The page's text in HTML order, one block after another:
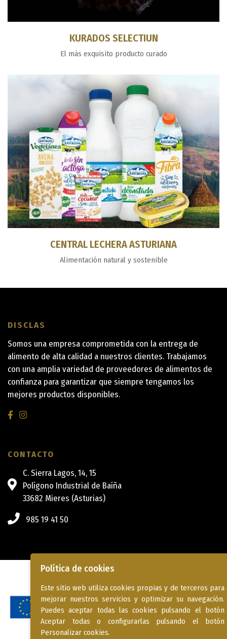
KURADOS SELECTIUN
El más exquisito producto curado
CENTRAL LECHERA ASTURIANA
Alimentación natural y sostenible
DISCLAS
Somos una empresa comprometida con la entrega de
alimento de alta calidad a nuestros clientes. Trabajamos
con una amplia variedad de proveedores de alimentos de
confianza para garantizar que siempre tengamos los
mejores productos disponibles.
CONTACTO
C. Sierra Lagos, 14, 15
Polígono Industrial de Baíña
33682 Mieres (Asturias)
985 19 41 50
Aviso legal| Política de privacidad
Política de cookies
Este sitio web utiliza cookies propias y de terceros para
mejorar nuestros servicios y optimizar su navegación.
Puedes aceptar todas las cookies pulsando el botón
Aceptar todas o configurarlas pulsando el botón
Personalizar cookies.